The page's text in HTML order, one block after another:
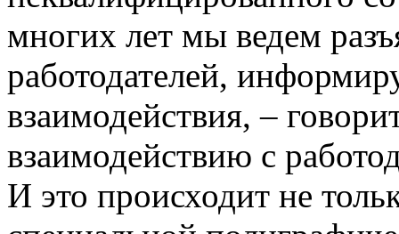
многих лет мы ведем
работодателей,
взаимодействия, –
взаимодействию с
И это происходит не